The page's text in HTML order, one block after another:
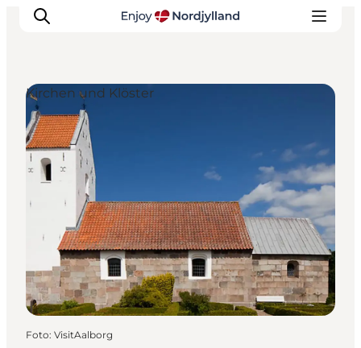
Erlebnisse
Reiseplanung
Destinationen
Guides
Veranstaltungen
Für Kinder
Kirchen und Klöster
Foto: VisitAalborg